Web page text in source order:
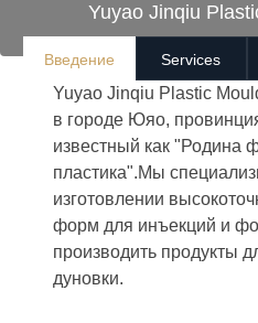
Yuyao Jinqiu
Введение Services
Yuyao Jinqiu Plastic
в городе Юяо,
известный как "Родина
пластика".Мы
изготовлении
форм для инъекций и
производить продукты
дуновки.